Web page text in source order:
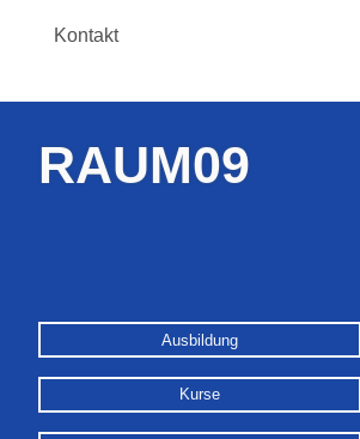
Kontakt
RAUM09
Ausbildung
Kurse